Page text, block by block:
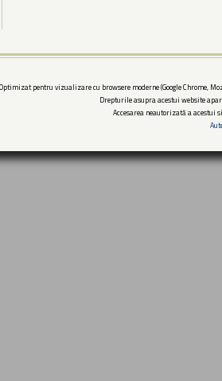
Optimizat pentru vizualizare cu browsere moderne (Google Chrome,
Drepturile asupra acestui website
Accesarea neautorizată a acestui